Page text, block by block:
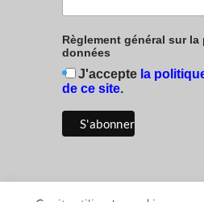
Règlement général sur
données
J'accepte la
de ce site.